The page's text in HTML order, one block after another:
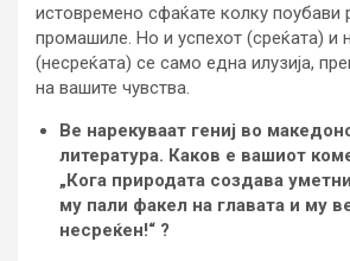
истовремено сфаќате колку поубави
промашиле. Но и успехот (среќата) и
(несреќата) се само една илузија,
на вашите чувства.
Ве нарекуваат гениј во
литература. Каков е вашиот
„Кога природата создава
му пали факел на главата и му
несреќен!“ ?